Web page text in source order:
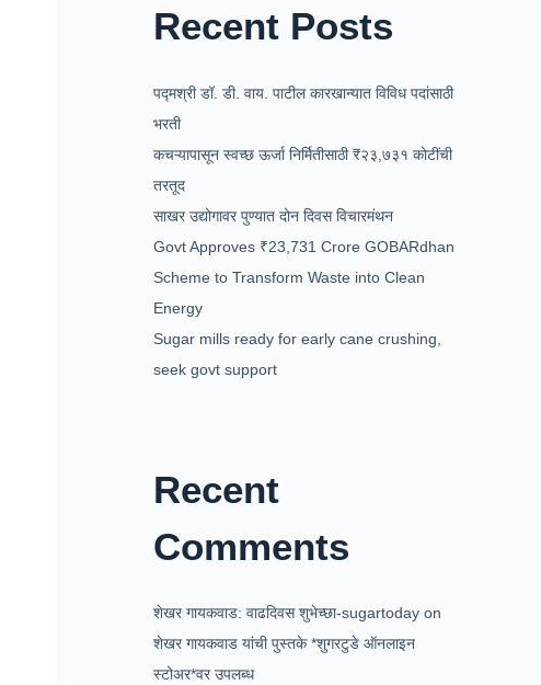
Recent Posts
पद्मश्री डॉ. डी. वाय. पाटील कारखान्यात विविध पदांसाठी
भरती
कचऱ्यापासून स्वच्छ ऊर्जा निर्मितीसाठी ₹२३,७३१ कोटींची
तरतूद
साखर उद्योगावर पुण्यात दोन दिवस विचारमंथन
Govt Approves ₹23,731 Crore GOBARdhan
Scheme to Transform Waste into Clean
Energy
Sugar mills ready for early cane crushing,
seek govt support
Recent
Comments
शेखर गायकवाड: वाढदिवस शुभेच्छा-sugartoday on
शेखर गायकवाड यांची पुस्तके *शुगरटुडे ऑनलाइन
स्टोअर*वर उपलब्ध